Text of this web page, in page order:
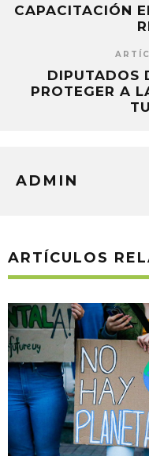
CAPACITACIÓN
DIPUTADOS
PROTEGER A
ADMIN
ARTÍCULOS